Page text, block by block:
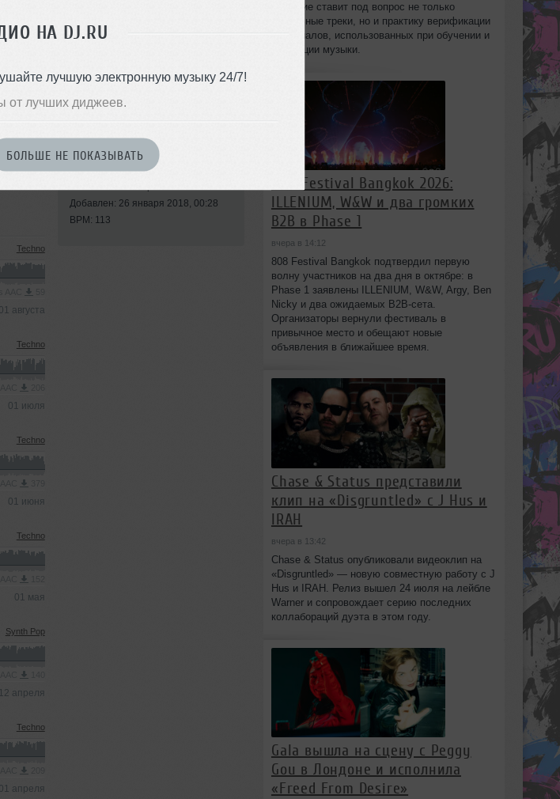
НА DJ.RU
лучшую электронную музыку 24/7!
от лучших диджеев.
БОЛЬШЕ НЕ ПОКАЗЫВАТЬ
Techno
01 августа
Techno
01 июля
Techno
01 июня
Techno
01 мая
Synth Pop
12 апреля
Techno
01 апреля
Стиль: Synth Pop
Добавлен: 26 января 2018, 00:28
BPM: 113
Решение ставит под вопрос не только
отдельные треки, но и практику верификации
материалов, использованных при обучении и
генерации музыки.
808 Festival Bangkok 2026:
ILLENIUM, W&W и два громких
B2B в Phase 1
вчера в 14:12
808 Festival Bangkok подтвердил первую
волну участников на два дня в октябре: в
Phase 1 заявлены ILLENIUM, W&W, Argy, Ben
Nicky и два ожидаемых B2B-сета.
Организаторы вернули фестиваль в
привычное место и обещают новые
объявления в ближайшее время.
Chase & Status представили
клип на «Disgruntled» с J Hus и
IRAH
вчера в 13:42
Chase & Status опубликовали видеоклип на
«Disgruntled» — новую совместную работу с J
Hus и IRAH. Релиз вышел 24 июля на лейбле
Warner и сопровождает серию последних
коллабораций дуэта в этом году.
Gala вышла на сцену с Peggy
Gou в Лондоне и исполнила
«Freed From Desire»